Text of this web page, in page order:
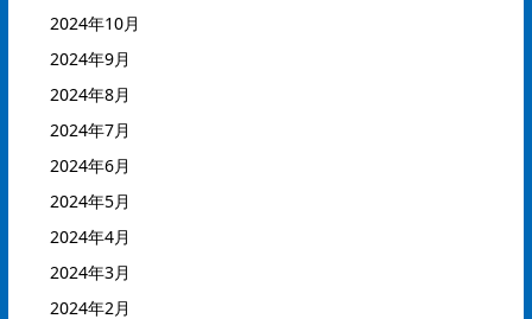
2024年10月
2024年9月
2024年8月
2024年7月
2024年6月
2024年5月
2024年4月
2024年3月
2024年2月